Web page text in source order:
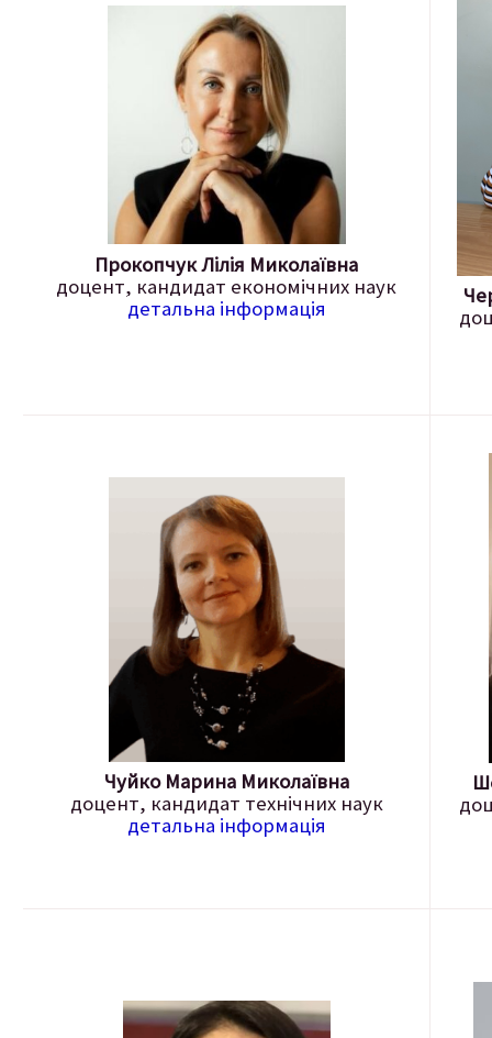
Прокопчук Лілія Миколаївна
доцент, кандидат економічних наук
детальна інформація
Чуйко Марина Миколаївна
доцент, кандидат технічних наук
детальна інформація